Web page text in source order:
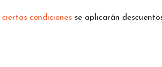
ciertas condiciones se aplicarán